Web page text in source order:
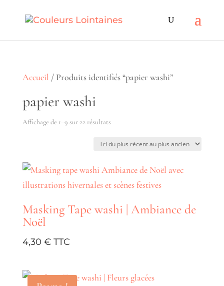
Accueil / Produits identifiés “papier washi”
papier washi
Affichage de 1–9 sur 22 résultatsTrié
récent
au
ancien
Masking Tape washi | Ambiance de
Noël
4,30 €